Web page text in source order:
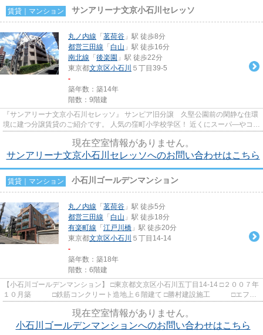
賃貸｜マンション サンアリーナ文京小石川セレッソ
丸ノ内線 「 茗荷谷 」駅 徒歩8分
都営三田線 「 白山 」駅 徒歩16分
南北線 「 後楽園 」駅 徒歩22分
東京都文京区小石川 ５丁目39-5
-
築年数：築14年
階数：9階建
『サンアリーナ文京小石川セレッソ』 サンピア旧分譲 久堅公園前の閑静な住環
境に建つ分譲賃貸のご紹介です。 人気の窪町小学校学区！ 近くにスーパ―やコン
現在空室情報がありません。
サンアリーナ文京小石川セレッソへのお問い合わせはこちら
賃貸｜マンション 小石川ゴールデンマンション
丸ノ内線 「 茗荷谷 」駅 徒歩5分
都営三田線 「 白山 」駅 徒歩18分
有楽町線 「 江戸川橋 」駅 徒歩20分
東京都文京区小石川 ５丁目14-14
-
築年数：築18年
階数：6階建
【小石川ゴールデンマンション】 □東京都文京区小石川五丁目14-14 □２００７年
１０月築 □鉄筋コンクリート造地上６階建て □勝村建設施工 □エフ・
現在空室情報がありません。
小石川ゴールデンマンションへのお問い合わせはこちら